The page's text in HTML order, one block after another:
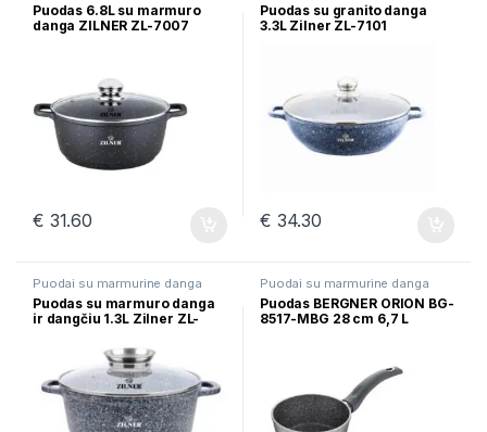
Puodas 6.8L su marmuro
danga ZILNER ZL-7007
€ 31.60
Puodas su granito danga
3.3L Zilner ZL-7101
€ 34.30
Puodai su marmurine danga
Puodas su marmuro danga
ir dangčiu 1.3L Zilner ZL-
Puodai su marmurine danga
Puodas BERGNER ORION BG-
8517-MBG 28 cm 6,7 L